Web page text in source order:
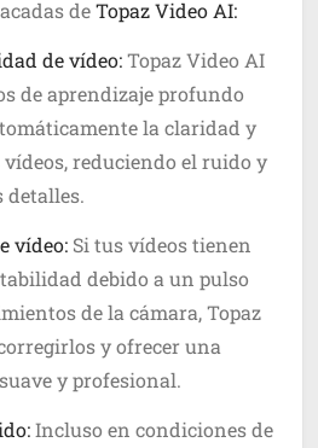
deTopaz Video AI:
de vídeo:Topaz Video AI
de aprendizaje profundo
la claridad y
reduciendo el ruido y
detalles.
vídeo: Si tus vídeos tienen
debido a un pulso
de la cámara, Topaz
y ofrecer una
y profesional.
Incluso en condiciones de